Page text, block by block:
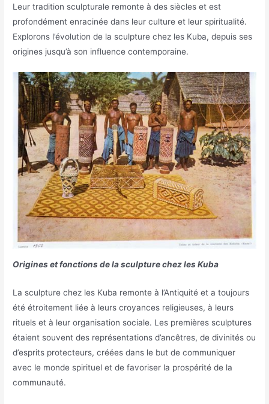
Leur tradition sculpturale remonte à des siècles et est
profondément enracinée dans leur culture et leur spiritualité.
Explorons l’évolution de la sculpture chez les Kuba, depuis ses
origines jusqu’à son influence contemporaine.
Origines et fonctions de la sculpture chez les Kuba
La sculpture chez les Kuba remonte à l’Antiquité et a toujours
été étroitement liée à leurs croyances religieuses, à leurs
rituels et à leur organisation sociale. Les premières sculptures
étaient souvent des représentations d’ancêtres, de divinités ou
d’esprits protecteurs, créées dans le but de communiquer
avec le monde spirituel et de favoriser la prospérité de la
communauté.